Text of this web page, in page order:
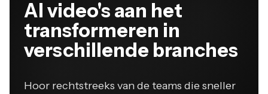
Al video's aan het
transformeren in
verschillende branches
Hoor rechtstreeks van de teams die sneller